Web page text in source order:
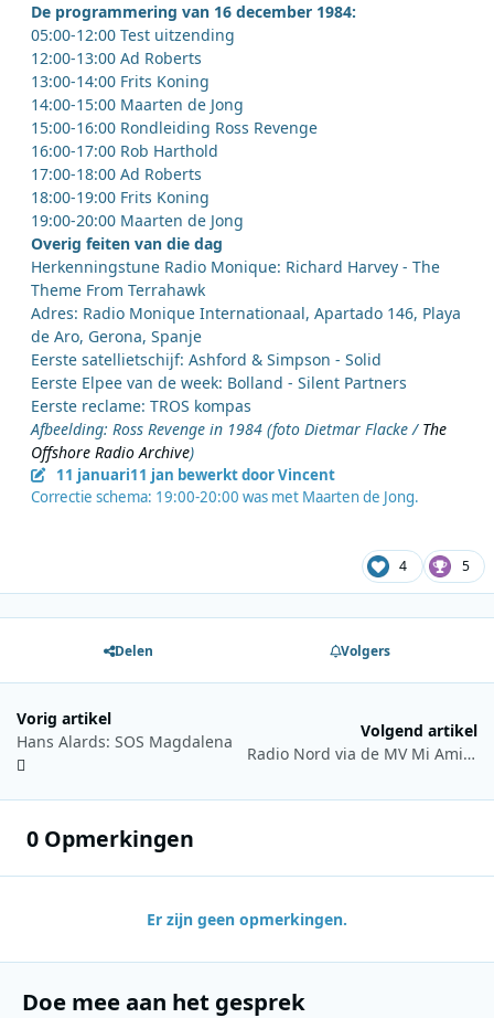
De programmering van 16 december 1984:
05:00-12:00 Test uitzending
12:00-13:00 Ad Roberts
13:00-14:00 Frits Koning
14:00-15:00 Maarten de Jong
15:00-16:00 Rondleiding Ross Revenge
16:00-17:00 Rob Harthold
17:00-18:00 Ad Roberts
18:00-19:00 Frits Koning
19:00-20:00 Maarten de Jong
Overig feiten van die dag
Herkenningstune Radio Monique: Richard Harvey - The
Theme From Terrahawk
Adres: Radio Monique Internationaal, Apartado 146, Playa
de Aro, Gerona, Spanje
Eerste satellietschijf: Ashford & Simpson - Solid
Eerste Elpee van de week: Bolland - Silent Partners
Eerste reclame: TROS kompas
Afbeelding: Ross Revenge in 1984 (foto Dietmar Flacke / The
Offshore Radio Archive)
11 januari11 jan bewerkt door Vincent
Correctie schema: 19:00-20:00 was met Maarten de Jong.
4 5
Delen Volgers
Vorig artikel
Hans Alards: SOS Magdalena
Volgend artikel
Radio Nord via de MV Mi Amigo
0 Opmerkingen
Er zijn geen opmerkingen.
Doe mee aan het gesprek